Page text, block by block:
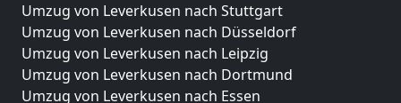
Umzug von Leverkusen nach Stuttgart
Umzug von Leverkusen nach Düsseldorf
Umzug von Leverkusen nach Leipzig
Umzug von Leverkusen nach Dortmund
Umzug von Leverkusen nach Essen